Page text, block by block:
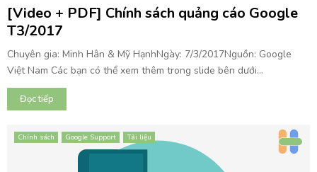
[Video + PDF] Chính sách quảng cáo Google
T3/2017
Chuyên gia: Minh Hân & Mỹ HạnhNgày: 7/3/2017Nguồn: Google
Việt Nam Các bạn có thể xem thêm trong slide bên dưới...
Đọc tiếp
Chính sách Google Support Tài liệu